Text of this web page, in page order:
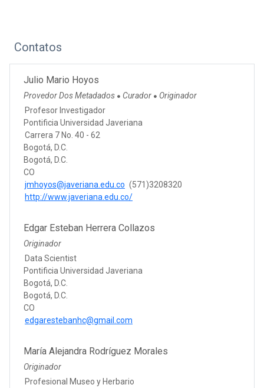
Contatos
Julio Mario Hoyos
Provedor Dos Metadados ● Curador ● Originador
Profesor Investigador
Pontificia Universidad Javeriana
Carrera 7 No. 40 - 62
Bogotá, D.C.
Bogotá, D.C.
CO
jmhoyos@javeriana.edu.co (571)3208320
http://www.javeriana.edu.co/
Edgar Esteban Herrera Collazos
Originador
Data Scientist
Pontificia Universidad Javeriana
Bogotá, D.C.
Bogotá, D.C.
CO
edgarestebanhc@gmail.com
María Alejandra Rodríguez Morales
Originador
Profesional Museo y Herbario